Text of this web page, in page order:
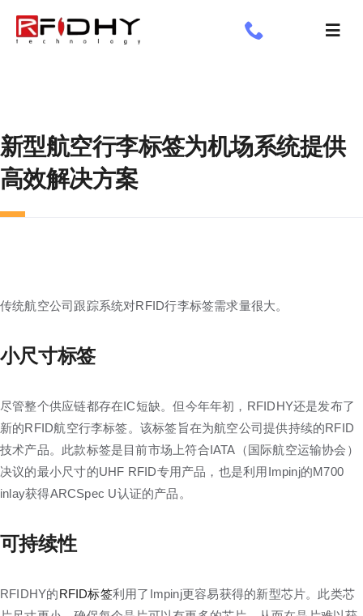
切
新型航空行李标签为机场系统提供
高效解决方案
传统航空公司跟踪系统对RFID行李标签需求量很大。
小尺寸标签
尽管整个供应链都存在IC短缺。但今年年初，RFIDHY还是发布了
新的RFID航空行李标签。该标签旨在为航空公司提供持续的RFID
技术产品。此款标签是目前市场上符合IATA（国际航空运输协会）
决议的最小尺寸的UHF RFID专用产品，也是利用Impinj的M700
inlay获得ARCSpec U认证的产品。
可持续性
RFIDHY的RFID标签利用了Impinj更容易获得的新型芯片。此类芯